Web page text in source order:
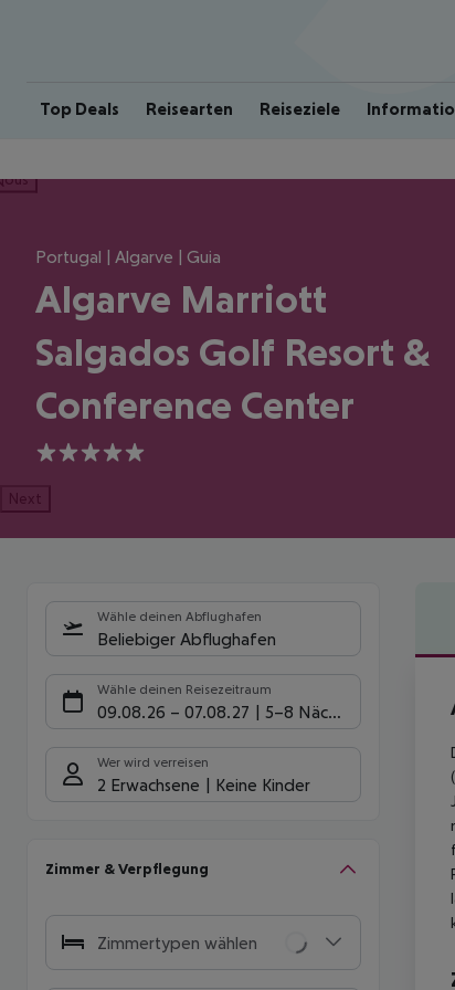
Top Deals Reisearten Reiseziele
Portugal | Algarve | Guia
Algarve Marriott
Salgados Golf Resort &
Conference Center
5
Next
Wähle deinen Abflughafen
Beliebiger Abflughafen
Wähle deinen Reisezeitraum
09.08.26 – 07.08.27 5-8 Nächte
Wer wird verreisen
2 Erwachsene Keine Kinder
Zimmer & Verpflegung
Zimmertypen wählen